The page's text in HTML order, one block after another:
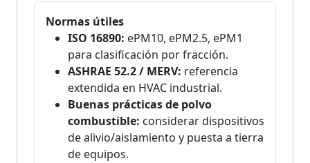
Normas útiles
ISO 16890: ePM10, ePM2.5, ePM1
para clasificación por fracción.
ASHRAE 52.2 / MERV: referencia
extendida en HVAC industrial.
Buenas prácticas de polvo
combustible: considerar dispositivos
de alivio/aislamiento y puesta a tierra
de equipos.